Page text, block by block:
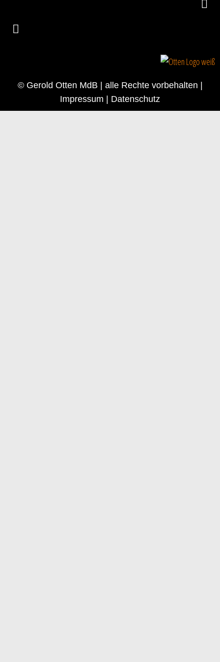
© Gerold Otten MdB | alle Rechte vorbehalten |
Impressum | Datenschutz